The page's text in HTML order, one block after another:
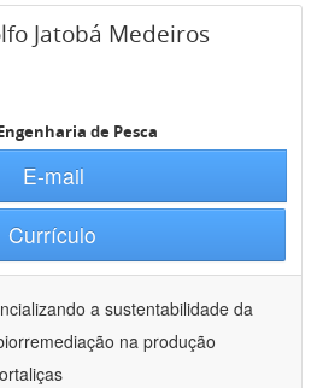
Jatobá Medeiros
de Pesca
E-mail
Currículo
a sustentabilidade da
na produção